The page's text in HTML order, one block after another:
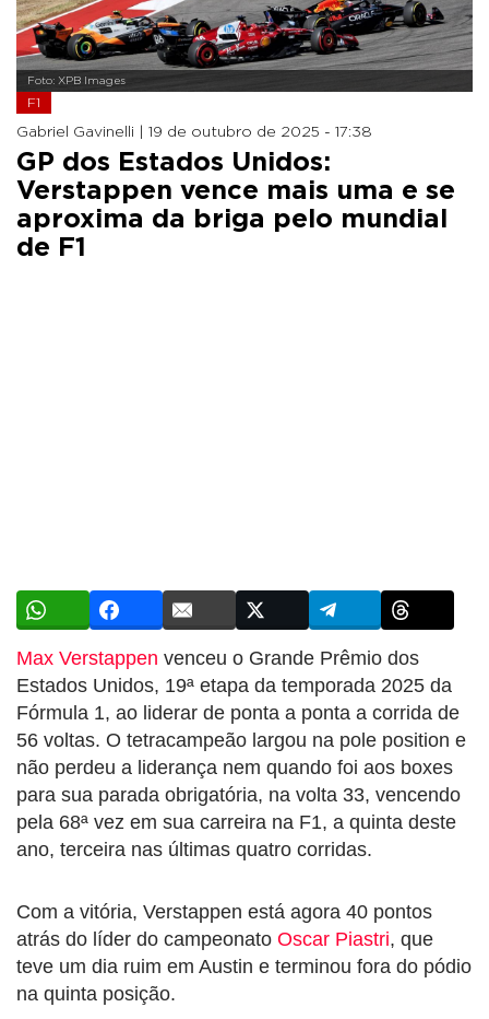
Foto: XPB Images
F1
Gabriel Gavinelli | 19 de outubro de 2025 - 17:38
GP dos Estados Unidos:
Verstappen vence mais uma e se
aproxima da briga pelo mundial
de F1
Max Verstappen venceu o Grande Prêmio dos
Estados Unidos, 19ª etapa da temporada 2025 da
Fórmula 1, ao liderar de ponta a ponta a corrida de
56 voltas. O tetracampeão largou na pole position e
não perdeu a liderança nem quando foi aos boxes
para sua parada obrigatória, na volta 33, vencendo
pela 68ª vez em sua carreira na F1, a quinta deste
ano, terceira nas últimas quatro corridas.
Com a vitória, Verstappen está agora 40 pontos
atrás do líder do campeonato Oscar Piastri, que
teve um dia ruim em Austin e terminou fora do pódio
na quinta posição.